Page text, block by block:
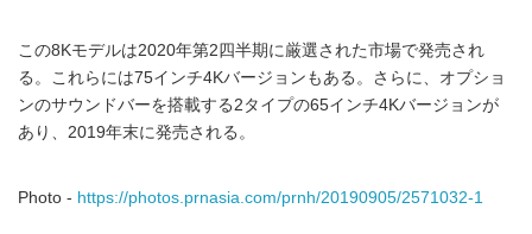
この8Kモデルは2020年第2四半期に厳選された市場で発売され
る。これらには75インチ4Kバージョンもある。さらに、オプショ
ンのサウンドバーを搭載する2タイプの65インチ4Kバージョンが
あり、2019年末に発売される。
Photo - https://photos.prnasia.com/prnh/20190905/2571032-1